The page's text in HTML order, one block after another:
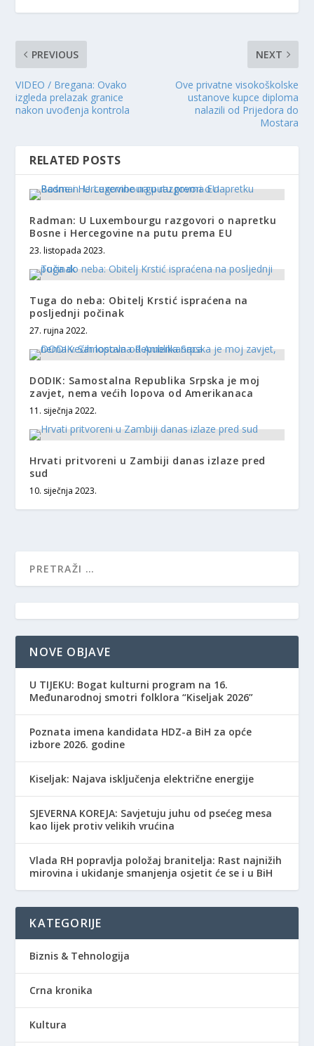
PREVIOUS
VIDEO / Bregana: Ovako
izgleda prelazak granice
nakon uvođenja kontrola
NEXT
Ove privatne visokoškolske
ustanove kupce diploma
nalazili od Prijedora do
Mostara
RELATED POSTS
Radman: U Luxembourgu razgovori o napretku
Bosne i Hercegovine na putu prema EU
23. listopada 2023.
Tuga do neba: Obitelj Krstić ispraćena na
posljednji počinak
27. rujna 2022.
DODIK: Samostalna Republika Srpska je moj
zavjet, nema većih lopova od Amerikanaca
11. siječnja 2022.
Hrvati pritvoreni u Zambiji danas izlaze pred
sud
10. siječnja 2023.
NOVE OBJAVE
​U TIJEKU: Bogat kulturni program na 16.
Međunarodnoj smotri folklora “Kiseljak 2026”
Poznata imena kandidata HDZ-a BiH za opće
izbore 2026. godine
Kiseljak: Najava isključenja električne energije
SJEVERNA KOREJA: Savjetuju juhu od psećeg mesa
kao lijek protiv velikih vrućina
Vlada RH popravlja položaj branitelja: Rast najnižih
mirovina i ukidanje smanjenja osjetit će se i u BiH
KATEGORIJE
Biznis & Tehnologija
Crna kronika
Kultura